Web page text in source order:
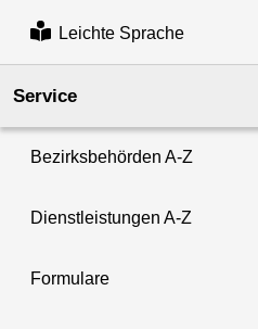
Leichte Sprache
Service
Bezirksbehörden A-Z
Dienstleistungen A-Z
Formulare